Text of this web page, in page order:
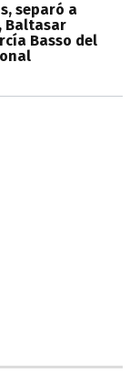
separó a
Baltasar
Basso del